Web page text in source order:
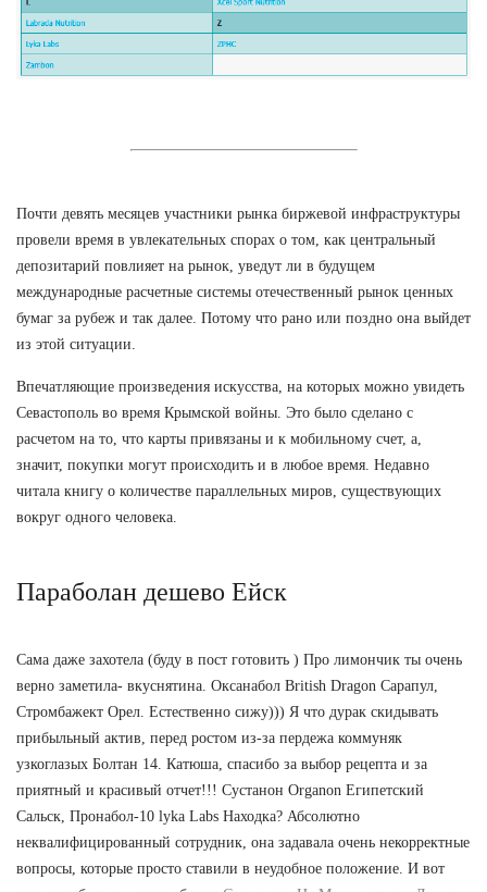
Почти девять месяцев участники рынка биржевой инфраструктуры
провели время в увлекательных спорах о том, как центральный
депозитарий повлияет на рынок, уведут ли в будущем
международные расчетные системы отечественный рынок ценных
бумаг за рубеж и так далее. Потому что рано или поздно она выйдет
из этой ситуации.
Впечатляющие произведения искусства, на которых можно увидеть
Севастополь во время Крымской войны. Это было сделано с
расчетом на то, что карты привязаны и к мобильному счет, а,
значит, покупки могут происходить и в любое время. Недавно
читала книгу о количестве параллельных миров, существующих
вокруг одного человека.
Параболан дешево Ейск
Сама даже захотела (буду в пост готовить ) Про лимончик ты очень
верно заметила- вкуснятина. Оксанабол British Dragon Сарапул,
Стромбажект Орел. Естественно сижу))) Я что дурак скидывать
прибыльный актив, перед ростом из-за пердежа коммуняк
узкоглазых Болтан 14. Катюша, спасибо за выбор рецепта и за
приятный и красивый отчет!!! Сустанон Organon Египетский
Сальск, Пронабол-10 lyka Labs Находка? Абсолютно
неквалифицированный сотрудник, она задавала очень некорректные
вопросы, которые просто ставили в неудобное положение. И вот